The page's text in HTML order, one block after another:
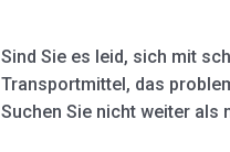
Sind Sie es leid, sich mit
Transportmittel, das
Suchen Sie nicht weiter als